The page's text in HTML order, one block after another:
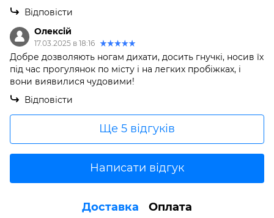
Відповісти
Олексій
17.03.2025 в 18:16
Добре дозволяють ногам дихати, досить гнучкі, носив їх
під час прогулянок по місту і на легких пробіжках, і
вони виявилися чудовими!
Відповісти
Ще 5 відгуків
Написати відгук
Доставка Оплата